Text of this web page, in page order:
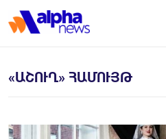
«ԱՇՈՒՂ» ՀԱՄՈՒՅԹ